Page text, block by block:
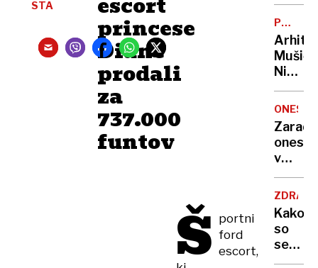
princese
Diane
prodali
za
737.000
funtov
STA
Š portni
ford
escort,
na
nov
rekord
CENTER
Mušič:
Nikoli
nisem
da je
to v
moji
sploh
Zaradi
v
delu
voda
Kako
so
se